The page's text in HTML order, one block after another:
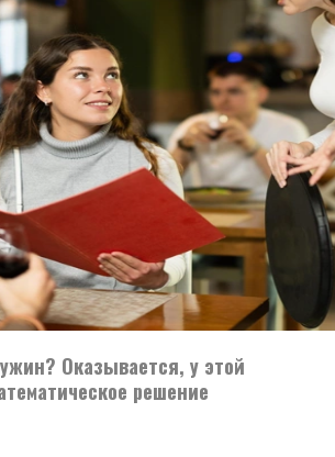
Оказывается, у этой
решение